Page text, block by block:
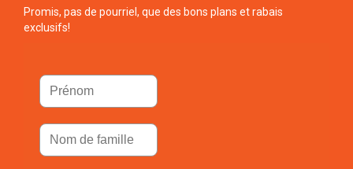
Promis, pas de pourriel, que des bons plans et rabais
exclusifs!